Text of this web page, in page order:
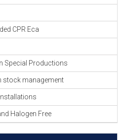
CPR Eca
Special Productions
stock management
Halogen Free